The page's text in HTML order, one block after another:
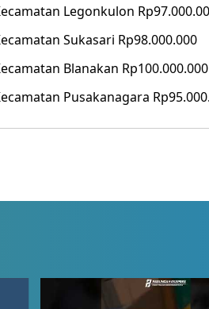
Legonkulon
Sukasari Rp98.000.000
Blanakan Rp100.000.000
Pusakanagara